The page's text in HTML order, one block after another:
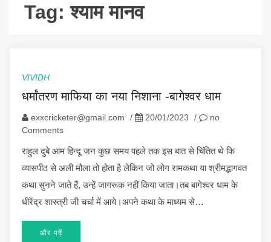
Tag:श्याम मानव
VIVIDH
धर्मांतरण माफिया का नया निशाना -बागेश्वर धाम
exxcricketer@gmail.com / 20/01/2023 /
no
Comments
राहुल दुबे आम हिन्दू जन कुछ समय पहले तक इस बात से चिंतित थे कि
व्यासपीठ से अली मौला तो होता है लेकिन जो लोग रामकथा या श्रीमद्भागवत
कथा सुनने जाते हैं, उन्हें जागरूक नहीं किया जाता।तब बागेश्वर धाम के
धीरेंद्र शास्त्री जी चर्चा में आये।अपने कथा के माध्यम से…
और पढ़ें